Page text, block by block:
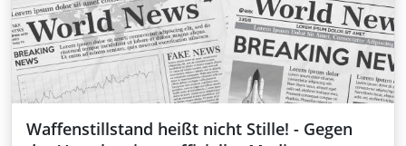
Waffenstillstand heißt nicht Stille! - Gegen